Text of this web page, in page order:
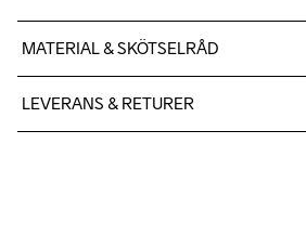
MATERIAL & SKÖTSELRÅD
Front panel Back panel 46% Polyamide-
LEVERANS & RETURER